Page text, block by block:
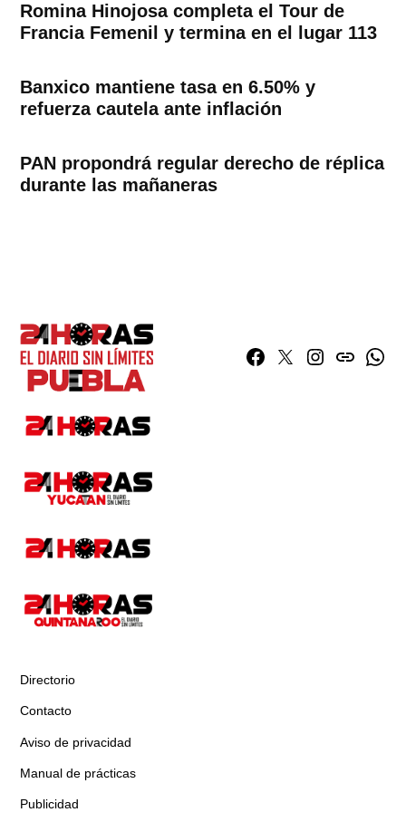
Romina Hinojosa completa el Tour de
Francia Femenil y termina en el lugar 113
Banxico mantiene tasa en 6.50% y
refuerza cautela ante inflación
PAN propondrá regular derecho de réplica
durante las mañaneras
Facebook
TwitterInstagram
issuu
Directorio
Contacto
Aviso de privacidad
Manual de prácticas
Publicidad